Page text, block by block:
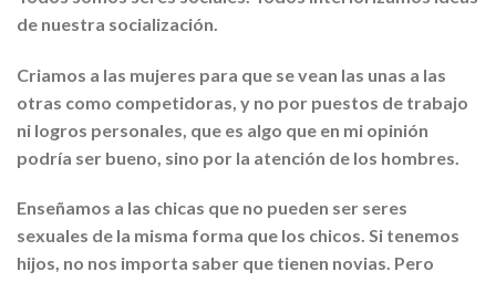
de nuestra socialización.
Criamos a las mujeres para que se vean las unas a las
otras como competidoras, y no por puestos de trabajo
ni logros personales, que es algo que en mi opinión
podría ser bueno, sino por la atención de los hombres.
Enseñamos a las chicas que no pueden ser seres
sexuales de la misma forma que los chicos. Si tenemos
hijos, no nos importa saber que tienen novias. Pero